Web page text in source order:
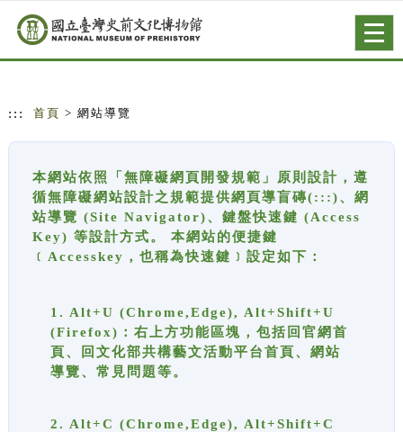
跳到主要內容
網站導覽
::: 首頁 > 網站導覽
本網站依照「無障礙網頁開發規範」原則設計，遵
循無障礙網站設計之規範提供網頁導盲磚(:::)、網
站導覽 (Site Navigator)、鍵盤快速鍵 (Access
Key) 等設計方式。 本網站的便捷鍵
﹝Accesskey，也稱為快速鍵﹞設定如下：
1. Alt+U (Chrome,Edge), Alt+Shift+U
(Firefox)：右上方功能區塊，包括回官網首
頁、回文化部共構藝文活動平台首頁、網站
導覽、常見問題等。
2. Alt+C (Chrome,Edge), Alt+Shift+C